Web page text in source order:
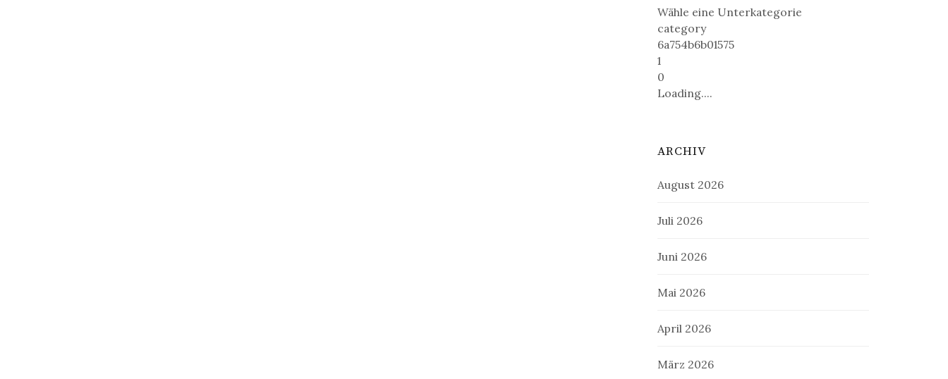
Wähle eine Unterkategorie
category
6a754b6b01575
1
0
Loading....
ARCHIV
August 2026
Juli 2026
Juni 2026
Mai 2026
April 2026
März 2026